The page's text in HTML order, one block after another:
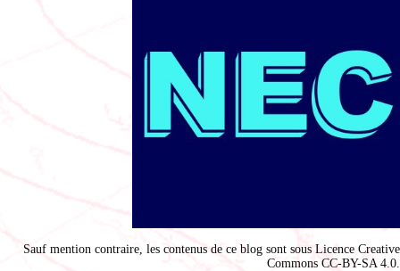
Sauf mention contraire, les contenus de ce blog sont sous Licence Creative
Commons CC-BY-SA 4.0